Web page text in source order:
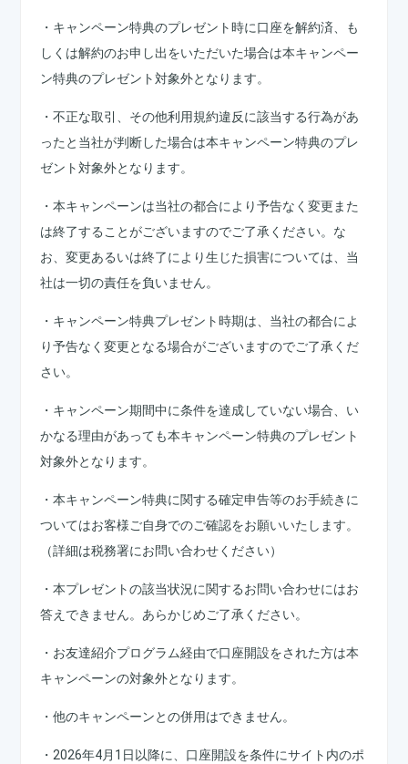
・キャンペーン特典のプレゼント時に口座を解約済、も
しくは解約のお申し出をいただいた場合は本キャンペー
ン特典のプレゼント対象外となります。
・不正な取引、その他利用規約違反に該当する行為があ
ったと当社が判断した場合は本キャンペーン特典のプレ
ゼント対象外となります。
・本キャンペーンは当社の都合により予告なく変更また
は終了することがございますのでご了承ください。な
お、変更あるいは終了により生じた損害については、当
社は一切の責任を負いません。
・キャンペーン特典プレゼント時期は、当社の都合によ
り予告なく変更となる場合がございますのでご了承くだ
さい。
・キャンペーン期間中に条件を達成していない場合、い
かなる理由があっても本キャンペーン特典のプレゼント
対象外となります。
・本キャンペーン特典に関する確定申告等のお手続きに
ついてはお客様ご自身でのご確認をお願いいたします。
（詳細は税務署にお問い合わせください）
・本プレゼントの該当状況に関するお問い合わせにはお
答えできません。あらかじめご了承ください。
・お友達紹介プログラム経由で口座開設をされた方は本
キャンペーンの対象外となります。
・他のキャンペーンとの併用はできません。
・2026年4月1日以降に、口座開設を条件にサイト内のポ